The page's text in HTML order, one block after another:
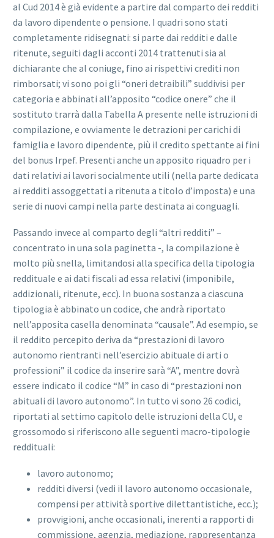
al Cud 2014 è già evidente a partire dal comparto dei redditi
da lavoro dipendente o pensione. I quadri sono stati
completamente ridisegnati: si parte dai redditi e dalle
ritenute, seguiti dagli acconti 2014 trattenuti sia al
dichiarante che al coniuge, fino ai rispettivi crediti non
rimborsati; vi sono poi gli “oneri detraibili” suddivisi per
categoria e abbinati all’apposito “codice onere” che il
sostituto trarrà dalla Tabella A presente nelle istruzioni di
compilazione, e ovviamente le detrazioni per carichi di
famiglia e lavoro dipendente, più il credito spettante ai fini
del bonus Irpef. Presenti anche un apposito riquadro per i
dati relativi ai lavori socialmente utili (nella parte dedicata
ai redditi assoggettati a ritenuta a titolo d’imposta) e una
serie di nuovi campi nella parte destinata ai conguagli.
Passando invece al comparto degli “altri redditi” –
concentrato in una sola paginetta -, la compilazione è
molto più snella, limitandosi alla specifica della tipologia
reddituale e ai dati fiscali ad essa relativi (imponibile,
addizionali, ritenute, ecc). In buona sostanza a ciascuna
tipologia è abbinato un codice, che andrà riportato
nell’apposita casella denominata “causale”. Ad esempio, se
il reddito percepito deriva da “prestazioni di lavoro
autonomo rientranti nell’esercizio abituale di arti o
professioni” il codice da inserire sarà “A”, mentre dovrà
essere indicato il codice “M” in caso di “prestazioni non
abituali di lavoro autonomo”. In tutto vi sono 26 codici,
riportati al settimo capitolo delle istruzioni della CU, e
grossomodo si riferiscono alle seguenti macro-tipologie
reddituali:
lavoro autonomo;
redditi diversi (vedi il lavoro autonomo occasionale,
compensi per attività sportive dilettantistiche, ecc.);
provvigioni, anche occasionali, inerenti a rapporti di
commissione, agenzia, mediazione, rappresentanza